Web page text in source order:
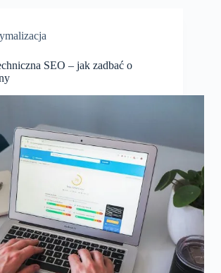
SEO – jak zadbać o